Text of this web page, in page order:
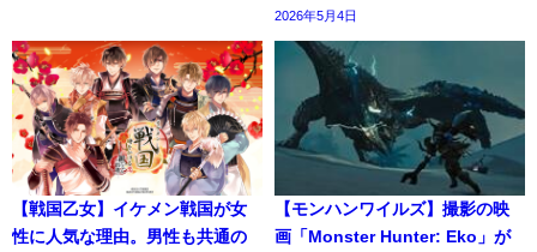
2026年5月4日
【戦国乙女】イケメン戦国が女
性に人気な理由。男性も共通の
【モンハンワイルズ】撮影の映
画「Monster Hunter: Eko」が